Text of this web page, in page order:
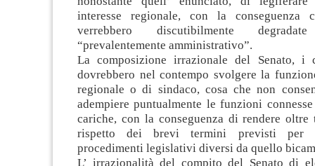
interesse regionale, con la conseguenza
verrebbero discutibilmente
“prevalentemente amministrativo”.
La composizione irrazionale del Senato, i
dovrebbero nel contempo svolgere la
regionale o di sindaco, cosa che non
adempiere puntualmente le funzioni
cariche, con la conseguenza di rendere
rispetto dei brevi termini previsti per
procedimenti legislativi diversi da quello
L’ irrazionalità del compito del Senato di